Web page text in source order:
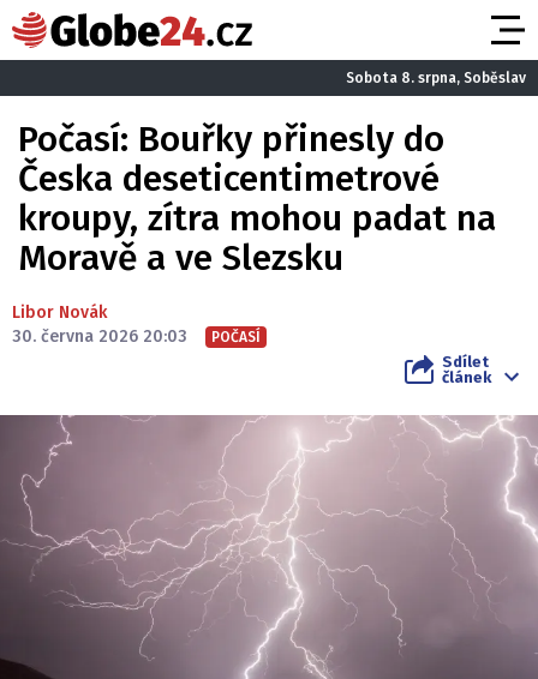
Sobota 8. srpna, Soběslav
Počasí: Bouřky přinesly do
Česka deseticentimetrové
kroupy, zítra mohou padat na
Moravě a ve Slezsku
Libor Novák
30. června 2026 20:03
POČASÍ
Sdílet
článek